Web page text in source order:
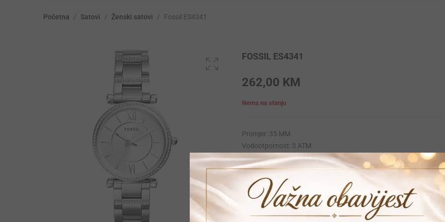
Početna / Satovi / Ženski satovi / Fossil ES4341
FOSSIL ES4341
262,00 KM
Nema na stanju
Promjer: 35 MM
Vodootpornost: 3 ATM
Krunica: Obicna
Materija narukvice: Stainless-steel
Materijal kucista: Stainless-steel
Mehanizam: Quartz
Garancija: 24 mjeseca
Vrijeme dostave: 1-2 dana